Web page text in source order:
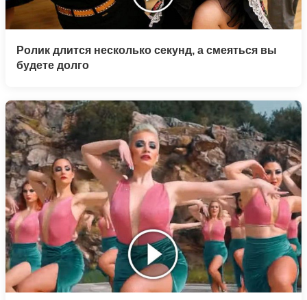
Ролик длится несколько секунд, а смеяться вы
будете долго